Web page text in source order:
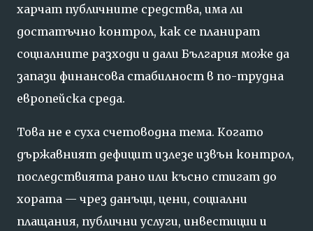
харчат публичните средства, има ли
достатъчно контрол, как се планират
социалните разходи и дали България може да
запази финансова стабилност в по-трудна
европейска среда.
Това не е суха счетоводна тема. Когато
държавният дефицит излезе извън контрол,
последствията рано или късно стигат до
хората — чрез данъци, цени, социални
плащания, публични услуги, инвестиции и